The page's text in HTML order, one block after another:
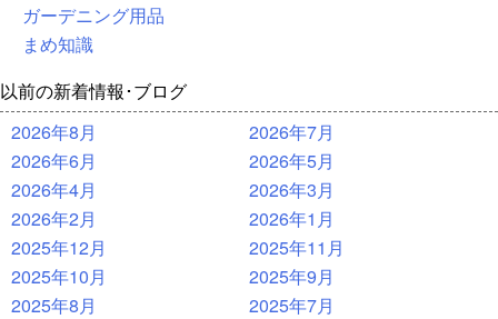
ガーデニング用品
まめ知識
以前の新着情報･ブログ
2026年8月
2026年7月
2026年6月
2026年5月
2026年4月
2026年3月
2026年2月
2026年1月
2025年12月
2025年11月
2025年10月
2025年9月
2025年8月
2025年7月